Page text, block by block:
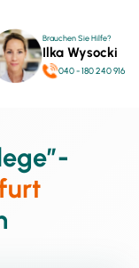
Brauchen Sie Hilfe?
Ilka Wysocki
040 - 180 240 916